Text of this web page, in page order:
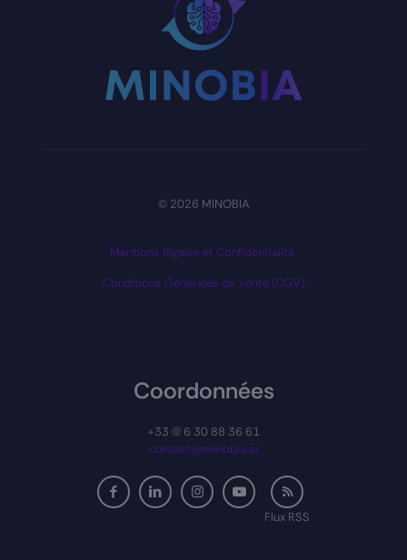
© 2026 MINOBIA
Mentions légales et Confidentialité
Conditions Générales de Vente (CGV)
Coordonnées
+33 (0) 6 30 88 36 61
contact@minobia.ai
Flux RSS